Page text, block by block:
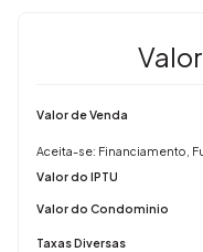
✔️ Preparação para
dia a dia
🏢 Infraestrutura do
Valor de Venda
Aceita-se: Financiamento,
Valor do IPTU
Valor do Condominio
Taxas Diversas